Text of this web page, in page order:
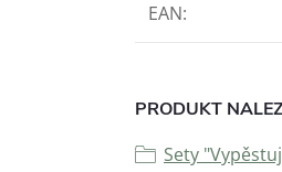
EAN:
PRODUKT
Sety